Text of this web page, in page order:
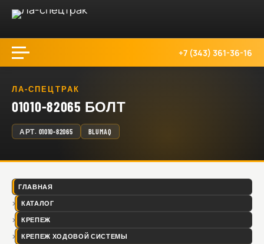
+7 (343) 361-36-16
ЛА-СПЕЦТРАК
01010-82065 БОЛТ
АРТ. 01010-82065 BLUMAQ
ГЛАВНАЯ
КАТАЛОГ
КРЕПЕЖ
КРЕПЕЖ ХОДОВОЙ СИСТЕМЫ